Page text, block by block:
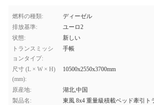
燃料の種類:
ディーゼル
排放基準:
ユーロ2
状態:
新しい
トランスミッシ
ョンタイプ:
手帳
尺寸 (L × W × H)
(mm):
10500x2550x3700mm
原産地:
湖北,中国
製品名:
東風 8x4 重量級積載ベッド牽引ト